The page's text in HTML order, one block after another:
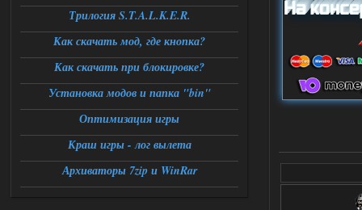
Трилогия S.T.A.L.K.E.R.
Как скачать мод, где кнопка?
Как скачать при блокировке?
Установка модов и папка "bin"
Оптимизация игры
Краш игры - лог вылета
Архиваторы 7zip и WinRar